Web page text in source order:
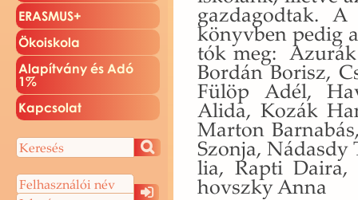
ERAS­MUS+
Öko­is­ko­la
Ala­pít­vány és Adó
1%
Kap­cso­lat
gaz­da­god­tak.
könyv­ben pedig
tók meg: Azu­rák
Bor­dán Bo­risz,
Fülöp Adél,
Alida, Kozák
Mar­ton
Szon­ja,
lia, Rapti Daira,
hovsz­ky Anna